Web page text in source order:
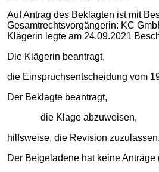
Auf Antrag des Beklagten ist mit
Gesamtrechtsvorgängerin: KC
Klägerin legte am 24.09.2021
Die Klägerin beantragt,
die Einspruchsentscheidung vom
Der Beklagte beantragt,
die Klage abzuweisen,
hilfsweise, die Revision zuzulassen.
Der Beigeladene hat keine Anträge